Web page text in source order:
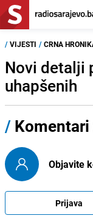
/ VIJESTI / CRNA
Novi detalji
uhapšenih
/ Komentari
Objavite
Prijava